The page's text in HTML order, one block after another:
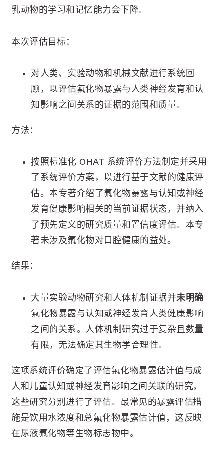
乳动物的学习和记忆能力会下降。
本次评估目标：
对人类、实验动物和机械文献进行系统回
顾，以评估氟化物暴露与人类神经发育和认
知影响之间关系的证据的范围和质量。
方法：
按照标准化 OHAT 系统评价方法制定并采用
了系统评价方案，以进行基于文献的健康评
估。本专著介绍了氟化物暴露与认知或神经
发育健康影响相关的当前证据状态，并纳入
了预先定义的研究质量和置信度评估。本专
著未涉及氟化物对口腔健康的益处。
结果：
大量实验动物研究和人体机制证据并未明确
氟化物暴露与认知或神经发育人类健康影响
之间的关系。人体机制研究过于复杂且数量
有限，无法确定其生物学合理性。
这项系统评价确定了评估氟化物暴露估计值与成
人和儿童认知或神经发育影响之间关联的研究，
这些研究分别进行了评估。最常见的暴露评估措
施是饮用水浓度和总氟化物暴露估计值，这反映
在尿液氟化物等生物标志物中。